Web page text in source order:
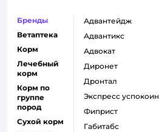
Бренды
Ветаптека
Корм
Лечебный
корм
Корм по
группе
пород
Сухой корм
адвантейдж
адвантикс
адвокат
диронет
дронтал
экспресс успокоин
фиприст
габитабс